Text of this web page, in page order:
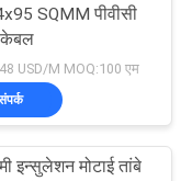
197
SQMM पीवीसी
केबल
USD/M MOQ:100 एम
इन्सुलेशन मोटाई तांबे